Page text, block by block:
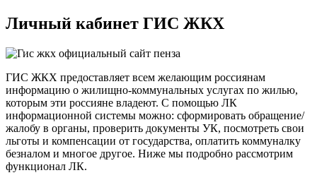
Личный кабинет ГИС ЖКХ
ГИС ЖКХ предоставляет всем желающим россиянам
информацию о жилищно-коммунальных услугах по жилью,
которым эти россияне владеют. С помощью ЛК
информационной системы можно: сформировать обращение/
жалобу в органы, проверить документы УК, посмотреть свои
льготы и компенсации от государства, оплатить коммуналку
безналом и многое другое. Ниже мы подробно рассмотрим
функционал ЛК.